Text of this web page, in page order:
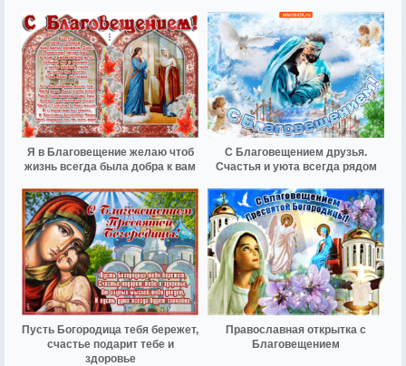
Я в Благовещение желаю чтоб
жизнь всегда была добра к вам
С Благовещением друзья.
Счастья и уюта всегда рядом
Пусть Богородица тебя бережет,
счастье подарит тебе и
здоровье
Православная открытка с
Благовещением